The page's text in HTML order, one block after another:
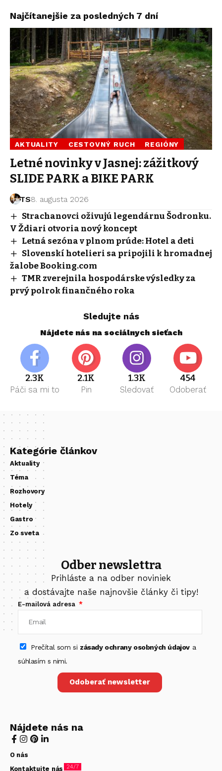
Najčítanejšie za posledných 7 dní
AKTUALITY CESTOVNÝ RUCH REGIÓNY
Letné novinky v Jasnej: zážitkový
SLIDE PARK a BIKE PARK
TS8. augusta 2026
Strachanovci oživujú legendárnu Šodronku.
V Ždiari otvoria nový koncept
Letná sezóna v plnom prúde: Hotel a deti
Slovenskí hotelieri sa pripojili k hromadnej
žalobe Booking.com
TMR zverejnila hospodárske výsledky za
prvý polrok finančného roka
Sledujte nás
Nájdete nás na sociálnych sieťach
2.3K
Páči sa mi to
2.1K
Pin
1.3K
Sledovať
454
Odoberať
Kategórie článkov
Aktuality
Téma
Rozhovory
Hotely
Gastro
Zo sveta
Odber newslettra
Prihláste a na odber noviniek
a dostávajte naše najnovšie články či tipy!
E-mailová adresa
Prečítal som si zásady ochrany osobných údajova
súhlasím s nimi.
Odoberať newsletter
Nájdete nás na
O nás
Kontaktujte nás 24/7